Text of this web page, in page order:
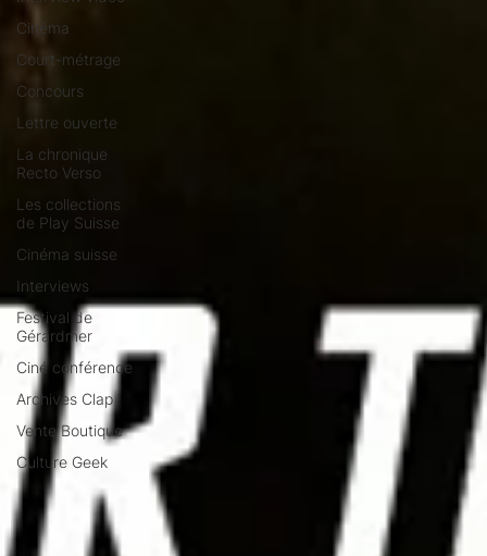
Cinéma
Court-métrage
Concours
Lettre ouverte
La chronique
Recto Verso
Les collections
de Play Suisse
Cinéma suisse
Interviews
Festival de
Gérardmer
Ciné conférence
Archives Clap
Vente Boutique
Culture Geek